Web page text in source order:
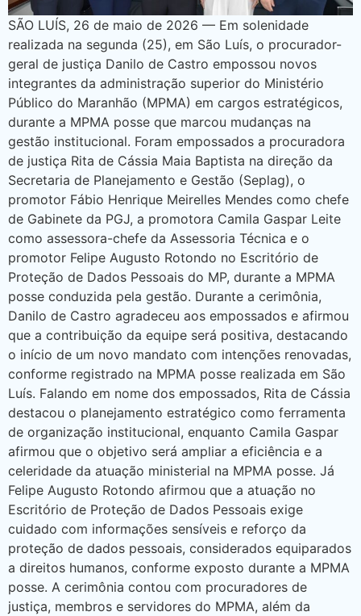
SÃO LUÍS, 26 de maio de 2026 — Em solenidade
realizada na segunda (25), em São Luís, o procurador-
geral de justiça Danilo de Castro empossou novos
integrantes da administração superior do Ministério
Público do Maranhão (MPMA) em cargos estratégicos,
durante a MPMA posse que marcou mudanças na
gestão institucional. Foram empossados a procuradora
de justiça Rita de Cássia Maia Baptista na direção da
Secretaria de Planejamento e Gestão (Seplag), o
promotor Fábio Henrique Meirelles Mendes como chefe
de Gabinete da PGJ, a promotora Camila Gaspar Leite
como assessora-chefe da Assessoria Técnica e o
promotor Felipe Augusto Rotondo no Escritório de
Proteção de Dados Pessoais do MP, durante a MPMA
posse conduzida pela gestão. Durante a cerimônia,
Danilo de Castro agradeceu aos empossados e afirmou
que a contribuição da equipe será positiva, destacando
o início de um novo mandato com intenções renovadas,
conforme registrado na MPMA posse realizada em São
Luís. Falando em nome dos empossados, Rita de Cássia
destacou o planejamento estratégico como ferramenta
de organização institucional, enquanto Camila Gaspar
afirmou que o objetivo será ampliar a eficiência e a
celeridade da atuação ministerial na MPMA posse. Já
Felipe Augusto Rotondo afirmou que a atuação no
Escritório de Proteção de Dados Pessoais exige
cuidado com informações sensíveis e reforço da
proteção de dados pessoais, considerados equiparados
a direitos humanos, conforme exposto durante a MPMA
posse. A cerimônia contou com procuradores de
justiça, membros e servidores do MPMA, além da